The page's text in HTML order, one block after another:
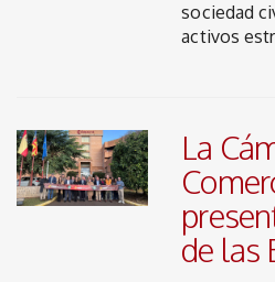
sociedad
activos
La
de las